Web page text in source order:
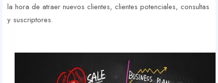
la hora de atraer nuevos clientes, clientes potenciales, consultas
y suscriptores.